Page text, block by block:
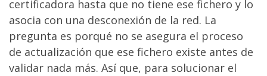
certificadora hasta que no tiene ese fichero y lo
asocia con una desconexión de la red. La
pregunta es porqué no se asegura el proceso
de actualización que ese fichero existe antes de
validar nada más. Así que, para solucionar el